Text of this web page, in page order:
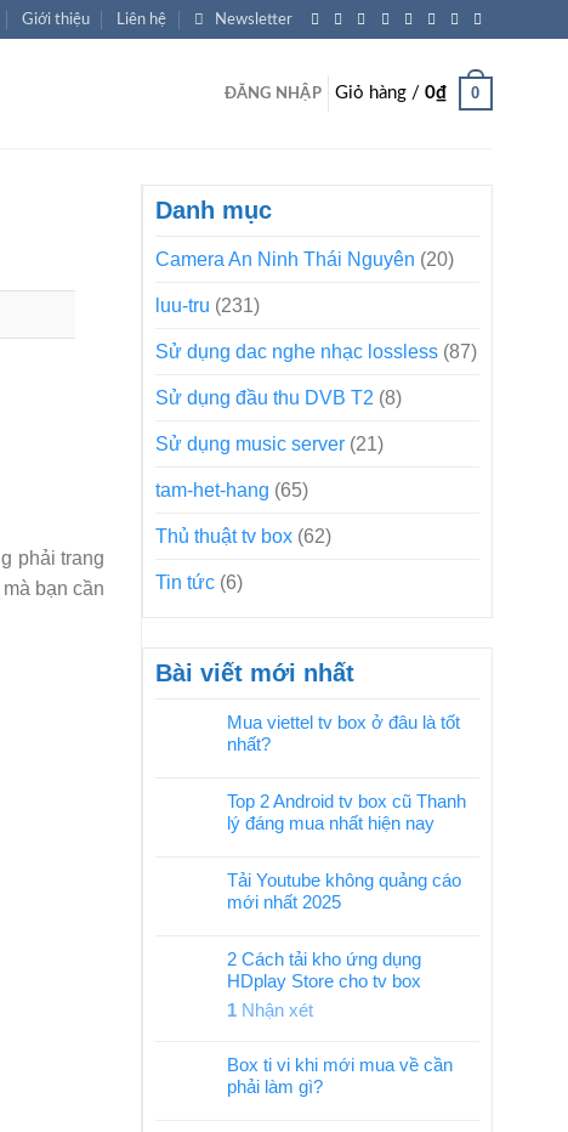
Giới thiệu Liên hệ Newsletter
ĐĂNG NHẬP Giỏ hàng / 0₫ 0
phải trang
bạn cần
Danh mục
Camera An Ninh Thái Nguyên (20)
luu-tru (231)
Sử dụng dac nghe nhạc lossless (87)
Sử dụng đầu thu DVB T2 (8)
Sử dụng music server (21)
tam-het-hang (65)
Thủ thuật tv box (62)
Tin tức (6)
Bài viết mới nhất
Mua viettel tv box ở đâu là tốt
nhất?
Top 2 Android tv box cũ Thanh
lý đáng mua nhất hiện nay
Tải Youtube không quảng cáo
mới nhất 2025
2 Cách tải kho ứng dụng
HDplay Store cho tv box
1 Nhận xét
Box ti vi khi mới mua về cần
phải làm gì?